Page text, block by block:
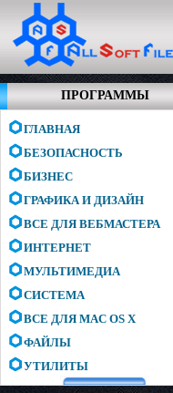
ПРОГРАММЫ
ГЛАВНАЯ
БЕЗОПАСНОСТЬ
БИЗНЕС
ГРАФИКА И ДИЗАЙН
ВСЕ ДЛЯ ВЕБМАСТЕРА
ИНТЕРНЕТ
МУЛЬТИМЕДИА
СИСТЕМА
ВСЕ ДЛЯ MAC OS X
ФАЙЛЫ
УТИЛИТЫ